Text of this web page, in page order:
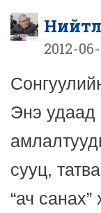
2012-
Энэ удаад
сууц,
“ач санах”